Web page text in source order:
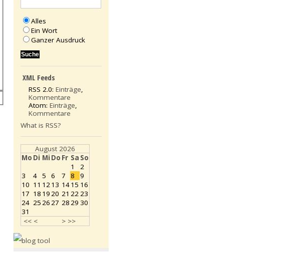
Alles
Ein Wort
Ganzer Ausdruck
XML Feeds
RSS 2.0:Einträge,
Kommentare
Atom:Einträge,
Kommentare
What is RSS?
August 2026
Mo Di Mi Do Fr Sa So
<< < > >>
1
2
3
4 5 6 7 8
9
10 11 1213 1415 16
17 18 1920 21 2223
24 252627 2829 30
31